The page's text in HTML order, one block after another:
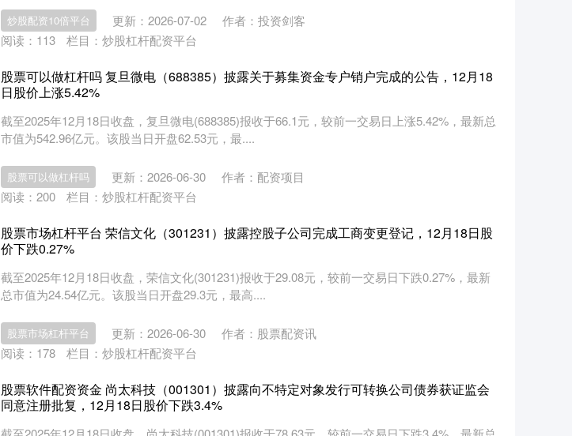
炒股配资10倍平台 更新：2026-07-02
作者：投资剑客
阅读： 113 栏目： 炒股杠杆配资平台
股票可以做杠杆吗 复旦微电（688385）披露关于募集资金专户销户完成的公告，12月18
日股价上涨5.42%
截至2025年12月18日收盘，复旦微电(688385)报收于66.1元，较前一交易日上涨5.42%，最新总
市值为542.96亿元。该股当日开盘62.53元，最....
股票可以做杠杆吗 更新：2026-06-30
作者：配资项目
阅读： 200 栏目： 炒股杠杆配资平台
股票市场杠杆平台 荣信文化（301231）披露控股子公司完成工商变更登记，12月18日股
价下跌0.27%
截至2025年12月18日收盘，荣信文化(301231)报收于29.08元，较前一交易日下跌0.27%，最新
总市值为24.54亿元。该股当日开盘29.3元，最高....
股票市场杠杆平台 更新：2026-06-30
作者：股票配资讯
阅读： 178 栏目： 炒股杠杆配资平台
股票软件配资资金 尚太科技（001301）披露向不特定对象发行可转换公司债券获证监会
同意注册批复，12月18日股价下跌3.4%